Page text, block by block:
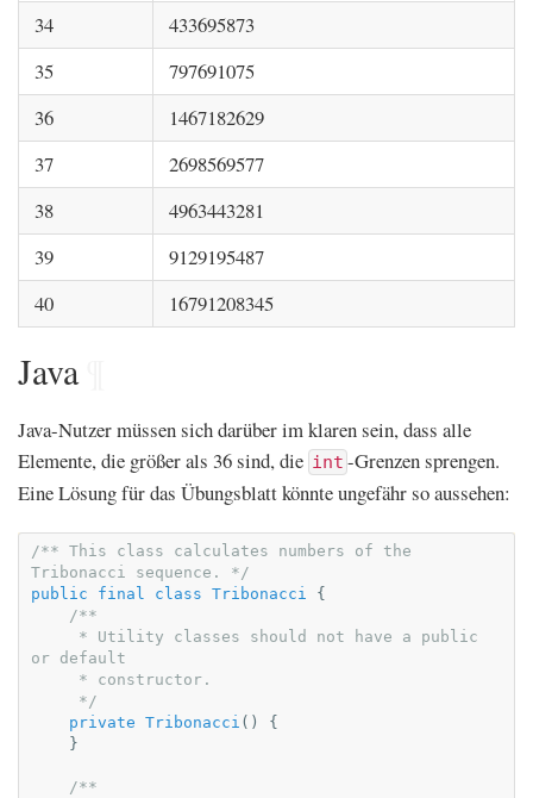
34
433695873
35
797691075
36
1467182629
37
2698569577
38
4963443281
39
9129195487
40
16791208345
Java¶
Java-Nutzer müssen sich darüber im klaren sein, dass alle
Elemente, die größer als 36 sind, die int -Grenzen sprengen.
Eine Lösung für das Übungsblatt könnte ungefähr so aussehen:
/** This class calculates numbers of the
Tribonacci sequence. */
public
final class Tribonacci
{
/**
or default
     * constructor.
     */
private Tribonacci ()
{
}
/**